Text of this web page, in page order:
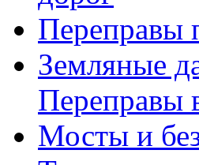
Переправы
Земляные
Переправы
Мосты и